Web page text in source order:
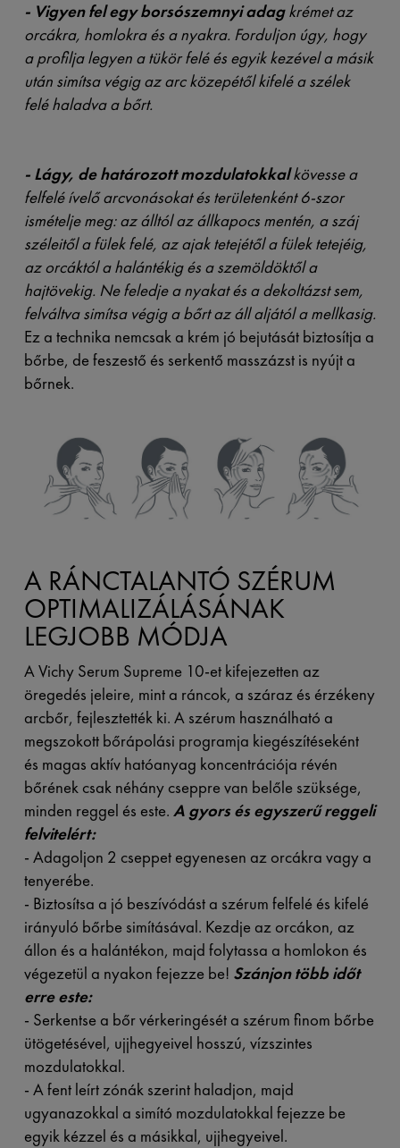
- Vigyen fel egy borsószemnyi adagkrémet az
orcákra, homlokra és a nyakra. Forduljon úgy, hogy
a profilja legyen a tükör felé és egyik kezével a másik
után simítsa végig az arc közepétől kifelé a szélek
felé haladva a bőrt.
- Lágy, de határozott mozdulatokkalkövesse a
felfelé ívelő arcvonásokat és területenként 6-szor
ismételje meg: az álltól az állkapocs mentén, a száj
széleitől a fülek felé, az ajak tetejétől a fülek tetejéig,
az orcáktól a halántékig és a szemöldöktől a
hajtövekig. Ne feledje a nyakat és a dekoltázst sem,
felváltva simítsa végig a bőrt az áll aljától a mellkasig.
Ez a technika nemcsak a krém jó bejutását biztosítja a
bőrbe, de feszestő és serkentő masszázst is nyújt a
bőrnek.
A RÁNCTALANTÓ SZÉRUM
OPTIMALIZÁLÁSÁNAK
LEGJOBB MÓDJA
A Vichy Serum Supreme 10-et kifejezetten az
öregedés jeleire, mint a ráncok, a száraz és érzékeny
arcbőr, fejlesztették ki. A szérum használható a
megszokott bőrápolási programja kiegészítéseként
és magas aktív hatóanyag koncentrációja révén
bőrének csak néhány cseppre van belőle szüksége,
minden reggel és este. A gyors és egyszerű reggeli
felvitelért:
- Adagoljon 2 cseppet egyenesen az orcákra vagy a
tenyerébe.
- Biztosítsa a jó beszívódást a szérum felfelé és kifelé
irányuló bőrbe simításával. Kezdje az orcákon, az
állon és a halántékon, majd folytassa a homlokon és
végezetül a nyakon fejezze be! Szánjon több időt
erre este:
- Serkentse a bőr vérkeringését a szérum finom bőrbe
ütögetésével, ujjhegyeivel hosszú, vízszintes
mozdulatokkal.
- A fent leírt zónák szerint haladjon, majd
ugyanazokkal a simító mozdulatokkal fejezze be
egyik kézzel és a másikkal, ujjhegyeivel.